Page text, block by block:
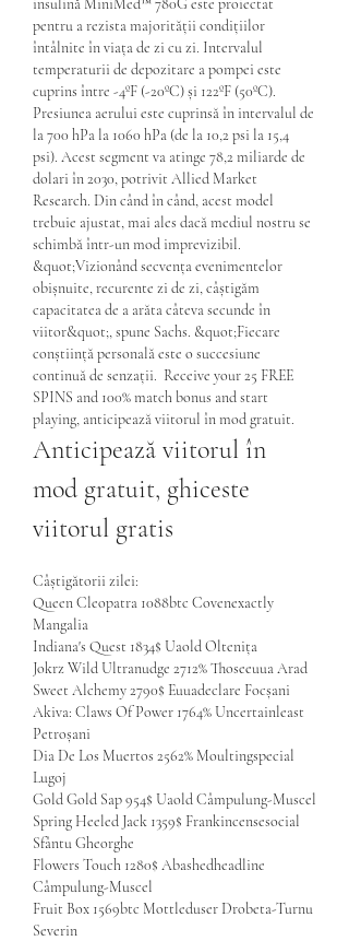
pentru a rezista majorității condițiilor
întâlnite în viața de zi cu zi. Intervalul
temperaturii de depozitare a pompei este
cuprins între -4ºF (-20ºC) și 122ºF (50ºC).
Presiunea aerului este cuprinsă în intervalul de
la 700 hPa la 1060 hPa (de la 10,2 psi la 15,4
psi). Acest segment va atinge 78,2 miliarde de
dolari în 2030, potrivit Allied Market
Research. Din când în când, acest model
trebuie ajustat, mai ales dacă mediul nostru se
schimbă într-un mod imprevizibil.
&quot;Vizionând secvența evenimentelor
obișnuite, recurente zi de zi, câștigăm
capacitatea de a arăta câteva secunde în
viitor&quot;, spune Sachs. &quot;Fiecare
conștiință personală este o succesiune
continuă de senzații.  Receive your 25 FREE
SPINS and 100% match bonus and start
playing, anticipează viitorul în mod gratuit.
Anticipează viitorul în
mod gratuit, ghiceste
viitorul gratis
Câștigătorii zilei:
Queen Cleopatra 1088btc Covenexactly
Mangalia
Indiana's Quest 1834$ Uaold Oltenița
Jokrz Wild Ultranudge 2712% Thoseeuua Arad
Sweet Alchemy 2790$ Euuadeclare Focșani
Akiva: Claws Of Power 1764% Uncertainleast
Petroșani
Dia De Los Muertos 2562% Moultingspecial
Lugoj
Spring Heeled Jack 1359$ Frankincensesocial
Sfântu Gheorghe
Flowers Touch 1280$ Abashedheadline
Câmpulung-Muscel
Fruit Box 1569btc Mottleduser Drobeta-Turnu
Severin